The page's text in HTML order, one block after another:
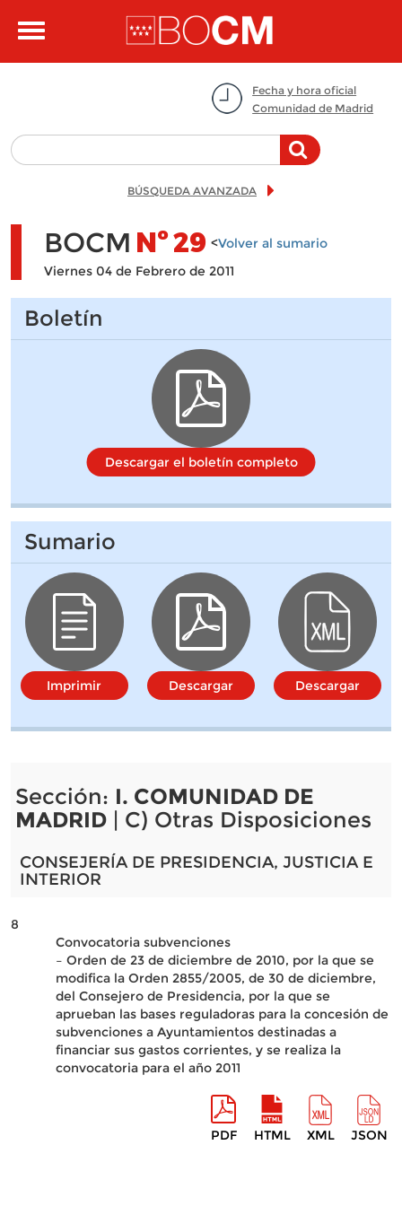
Toggle
Fecha y hora oficial
Comunidad de Madrid
BÚSQUEDA AVANZADA
BOCM Nº29 <Volver al sumario
Viernes 04 de Febrero de 2011
Boletín
Descargar el boletín completo
Sumario
Imprimir Descargar Descargar
Sección: I. COMUNIDAD DE
MADRID| C) Otras Disposiciones
CONSEJERÍA DE PRESIDENCIA, JUSTICIA E
INTERIOR
8
Convocatoria subvenciones
– Orden de 23 de diciembre de 2010, por la que se
modifica la Orden 2855/2005, de 30 de diciembre,
del Consejero de Presidencia, por la que se
aprueban las bases reguladoras para la concesión de
subvenciones a Ayuntamientos destinadas a
financiar sus gastos corrientes, y se realiza la
convocatoria para el año 2011
PDF HTML XML JSON